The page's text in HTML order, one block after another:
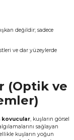
değildir; sadece
ve dar yüzeylerde
(Optik ve
kovucular, kuşların görsel
sağlayan
kuşların yoğun